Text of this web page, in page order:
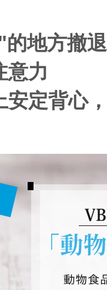
地方撤退
力
定背心